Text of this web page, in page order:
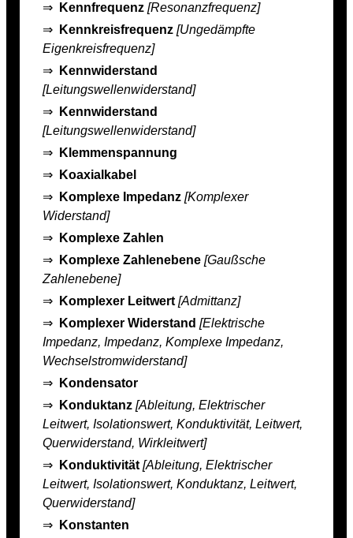
⇒
Kennfrequenz [Resonanzfrequenz]
⇒
Kennkreisfrequenz [Ungedämpfte
Eigenkreisfrequenz]
⇒
Kennwiderstand
[Leitungswellenwiderstand]
⇒
Kennwiderstand
[Leitungswellenwiderstand]
⇒
Klemmenspannung
⇒
Koaxialkabel
⇒
Komplexe Impedanz [Komplexer
Widerstand]
⇒
Komplexe Zahlen
⇒
Komplexe Zahlenebene [Gaußsche
Zahlenebene]
⇒
Komplexer Leitwert [Admittanz]
⇒
Komplexer Widerstand [Elektrische
Impedanz, Impedanz, Komplexe Impedanz,
Wechselstromwiderstand]
⇒
Kondensator
⇒
Konduktanz [Ableitung, Elektrischer
Leitwert, Isolationswert, Konduktivität, Leitwert,
Querwiderstand, Wirkleitwert]
⇒
Konduktivität [Ableitung, Elektrischer
Leitwert, Isolationswert, Konduktanz, Leitwert,
Querwiderstand]
⇒
Konstanten